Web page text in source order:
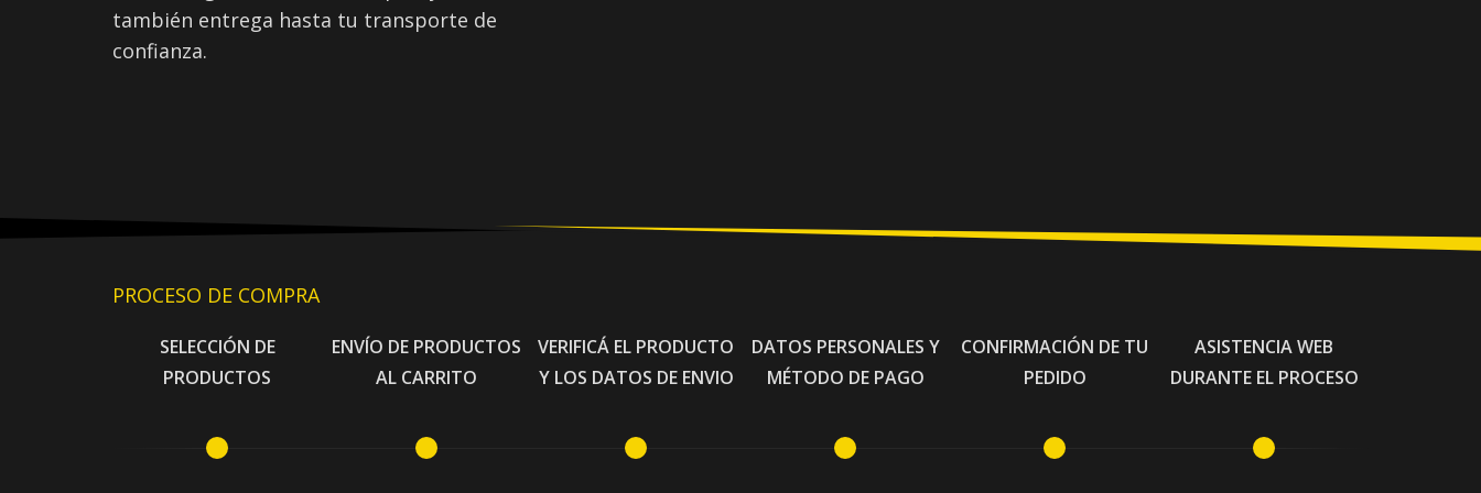
también entrega hasta tu transporte de
confianza.
PROCESO DE COMPRA
SELECCIÓN DE
PRODUCTOS
ENVÍO DE PRODUCTOS
AL CARRITO
VERIFICÁ EL PRODUCTO
Y LOS DATOS DE ENVIO
DATOS PERSONALES Y
MÉTODO DE PAGO
CONFIRMACIÓN DE TU
PEDIDO
ASISTENCIA WEB
DURANTE EL PROCESO